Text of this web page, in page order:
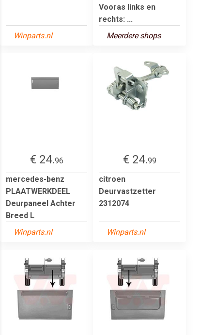
Winparts.nl
Vooras links en
rechts: ...
Meerdere shops
€ 24.96
mercedes-benz
PLAATWERKDEEL
Deurpaneel Achter
Breed L
Winparts.nl
€ 24.99
citroen
Deurvastzetter
2312074
Winparts.nl